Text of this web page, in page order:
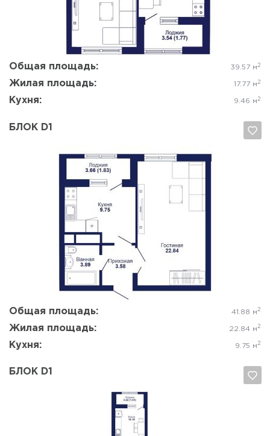
Общая площадь: 39.57 м 2
Жилая площадь: 17.77 м 2
Кухня: 9.46 м 2
БЛОК D1
Общая площадь: 41.88 м 2
Жилая площадь: 22.84 м 2
Кухня: 9.75 м 2
Да, удалить
БЛОК D1